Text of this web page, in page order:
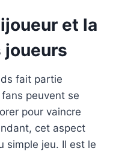
et la
joueurs
fait partie
peuvent se
pour vaincre
cet aspect
simple jeu. Il est le